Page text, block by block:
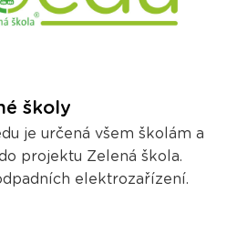
školy
je určená všem školám a
projektu Zelená škola.
elektrozařízení.